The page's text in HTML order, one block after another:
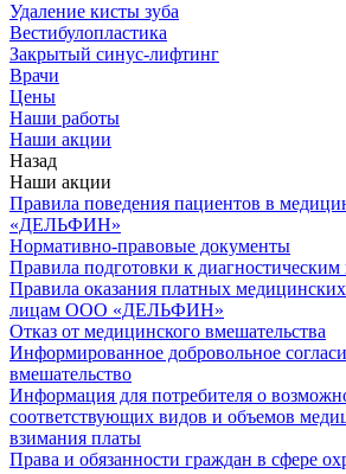
Удаление кисты зуба
Вестибулопластика
Закрытый синус-лифтинг
Врачи
Цены
Наши работы
Наши акции
Назад
Наши акции
Правила поведения пациентов в
«ДЕЛЬФИН»
Нормативно-правовые документы
Правила подготовки к диагностическим
Правила оказания платных
лицам ООО «ДЕЛЬФИН»
Отказ от медицинского вмешательства
Информированное добровольное
вмешательство
Информация для потребителя о
соответствующих видов и объемов
взимания платы
Права и обязанности граждан в сфере